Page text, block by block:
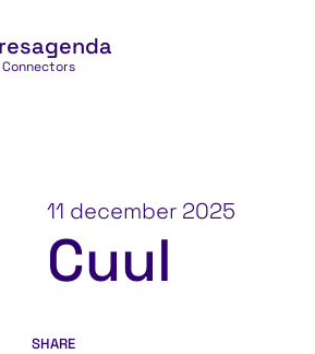
11 december 2025
Cuul
SHARE